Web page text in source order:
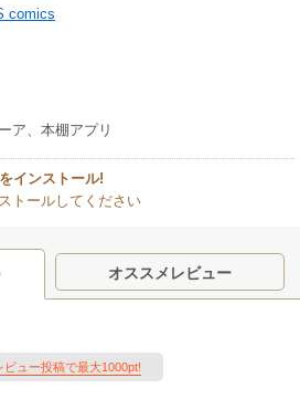
comics
ア、本棚アプリ
インストール!
トールしてください
オススメレビュー
ビュー投稿で最大1000pt!